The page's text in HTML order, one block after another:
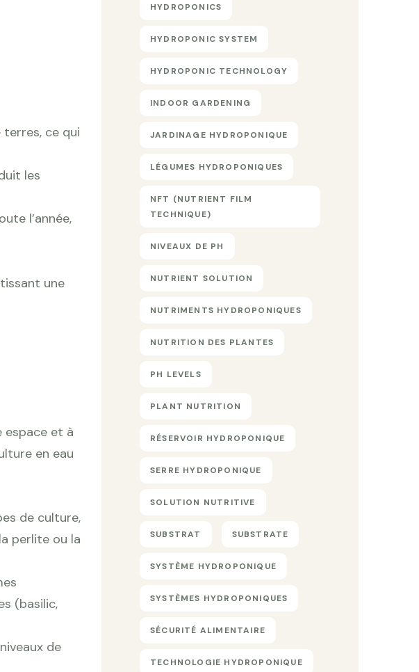
terres, ce qui
les
l’année,
une
espace et à
en eau
de culture,
perlite ou la
(basilic,
de
HYDROPONICS
HYDROPONIC SYSTEM
HYDROPONIC TECHNOLOGY
INDOOR GARDENING
JARDINAGE HYDROPONIQUE
LÉGUMES HYDROPONIQUES
NFT (NUTRIENT FILM
TECHNIQUE)
NIVEAUX DE PH
NUTRIENT SOLUTION
NUTRIMENTS HYDROPONIQUES
NUTRITION DES PLANTES
PH LEVELS
PLANT NUTRITION
RÉSERVOIR HYDROPONIQUE
SERRE HYDROPONIQUE
SOLUTION NUTRITIVE
SUBSTRAT SUBSTRATE
SYSTÈME HYDROPONIQUE
SYSTÈMES HYDROPONIQUES
SÉCURITÉ ALIMENTAIRE
TECHNOLOGIE HYDROPONIQUE